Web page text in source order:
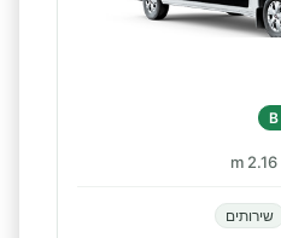
שירותים